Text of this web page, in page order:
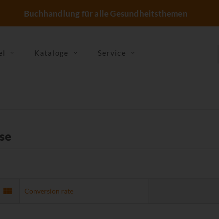
Buchhandlung für alle Gesundheitsthemen
Kataloge Service